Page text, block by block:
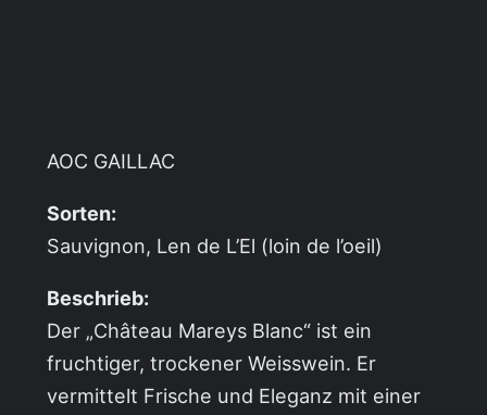
AOC GAILLAC
Sorten:
Sauvignon, Len de L’El (loin de l’oeil)
Beschrieb:
Der „Château Mareys Blanc“ ist ein
fruchtiger, trockener Weisswein. Er
vermittelt Frische und Eleganz mit einer